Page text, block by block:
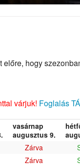
hogy
várjuk! Foglalás
vasárnap
augusztus 9.
Zárva
Zárva